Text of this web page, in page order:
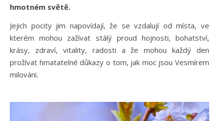
hmotném světě.
Jejich pocity jim napovídají, že se vzdalují od místa, ve
kterém mohou zažívat stálý proud hojnosti, bohatství,
krásy, zdraví, vitality, radosti a že mohou každý den
prožívat hmatatelné důkazy o tom, jak moc jsou Vesmírem
milováni.